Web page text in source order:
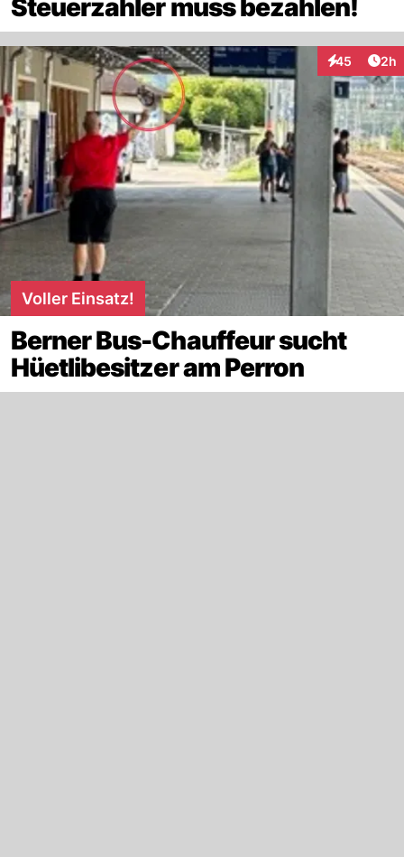
Steuerzahler muss bezahlen!
45
Interaktionen
2h
Voller Einsatz!
Berner Bus-Chauffeur sucht
Hüetlibesitzer am Perron